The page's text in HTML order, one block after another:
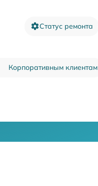
Статус ремонта
Корпоративным клиентам